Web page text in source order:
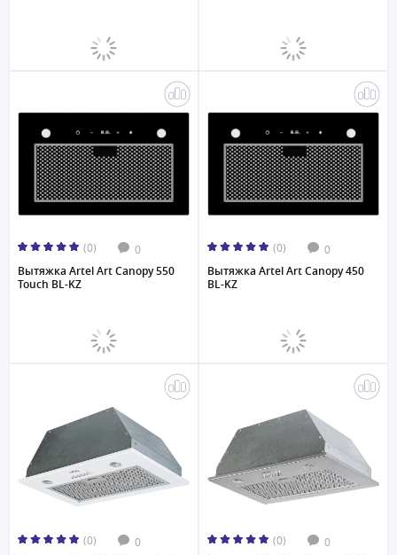
(0) 0
Вытяжка Artel Art Canopy 550
Touch BL-KZ
(0) 0
Вытяжка Artel Art Canopy 450
BL-KZ
(0) 0 (0) 0